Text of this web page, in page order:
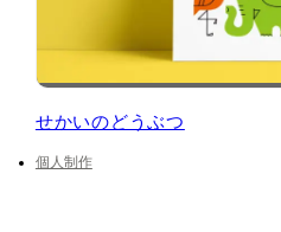
せかいのどうぶつ
個人制作